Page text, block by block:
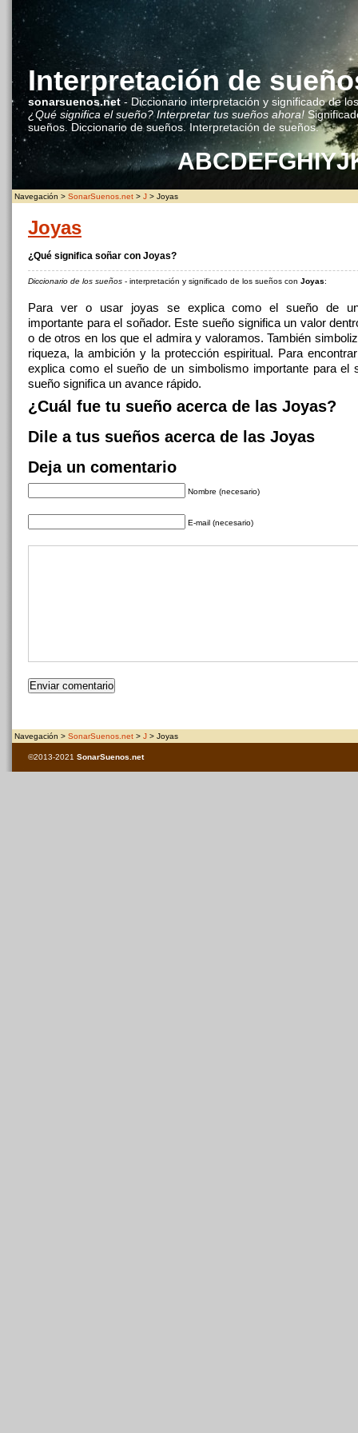
Interpretación de
sonarsuenos.net- Diccionario interpretación y significado de
¿Qué significa el sueño? Interpretar tus sueños ahora!
sueños. Diccionario de sueños. Interpretación de sueños.
ABCDEFGHIYJ
Navegación > SonarSuenos.net > J > Joyas
Joyas
¿Qué significa soñar con Joyas?
Diccionario de los sueños - interpretación y significado de los sueños con Joyas:
Para ver o usar joyas se explica como el sueño de
importante para el soñador. Este sueño significa un valor
o de otros en los que el admira y valoramos. También
riqueza, la ambición y la protección espiritual. Para
explica como el sueño de un simbolismo importante para el
sueño significa un avance rápido.
¿Cuál fue tu sueño acerca de las Joyas?
Dile a tus sueños acerca de las Joyas
Deja un comentario
Nombre (necesario)
E-mail (necesario)
Navegación > SonarSuenos.net > J > Joyas
©2013-2021 SonarSuenos .net